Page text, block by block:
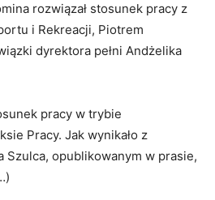
rozwiązał stosunek pracy z
i Rekreacji, Piotrem
dyrektora pełni Andżelika
pracy w trybie
Pracy. Jak wynikało z
Szulca, opublikowanym w prasie,